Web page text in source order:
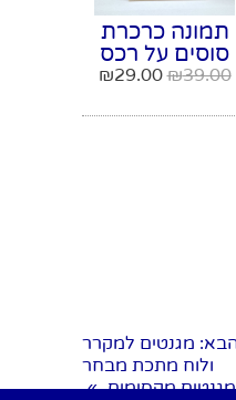
תמונה כרכרת
סוסים על רכס
ערים בשקיעה
מסגרת מעץ
₪39.00
₪29.00
: מגנטים למקרר
ולוח מתכת מבחר
מגנטים מקסימים »